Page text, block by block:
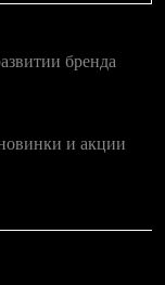
бренда
и акции